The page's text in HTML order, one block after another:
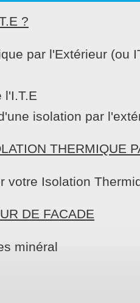
?
par l'Extérieur (ou
l'I.T.E
isolation par
THERMIQUE
votre Isolation
DE FACADE
minéral